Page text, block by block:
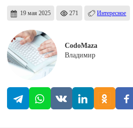
19 мая 2025 271 Интересное
CodoMaza
Владимир